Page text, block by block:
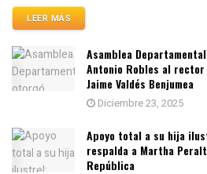
LEER MÁS
Asamblea
Antonio Robles al rector
Jaime Valdés Benjumea
Diciembre 23, 2025
Apoyo total a su hija
respalda a Martha
República